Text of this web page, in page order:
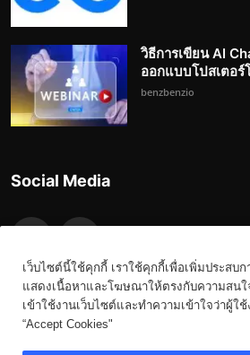
วิธีการเขียน AI
ออกแบบโปสเตอ
benzbenzio
Social Media
เว็บไซต์นี้ใช้คุกกี้ เราใช้คุกกี้เพื่อเพิ่มประสบ
แสดงเนื้อหาและโฆษณาให้ตรงกับความสนใ
เข้าใช้งานเว็บไซต์และทำความเข้าใจว่าผู้ใ
“Accept Cookies"